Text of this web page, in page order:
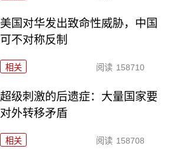
美国对华发出致命性威胁，中国
可不对称反制
相关 阅读 158710
超级刺激的后遗症：大量国家要
对外转移矛盾
相关 阅读 158708